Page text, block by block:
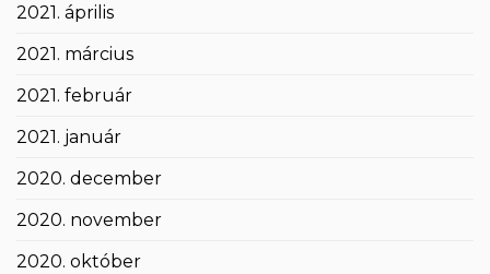
2021. április
2021. március
2021. február
2021. január
2020. december
2020. november
2020. október